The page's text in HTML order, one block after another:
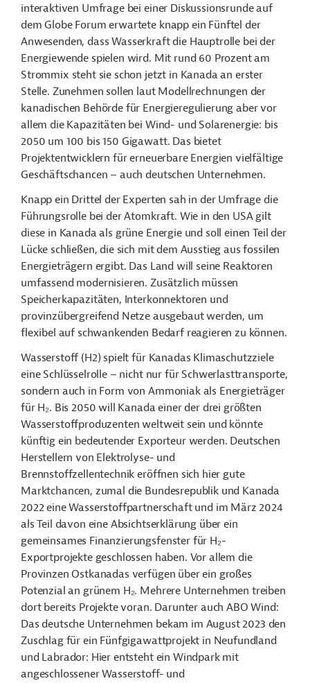
interaktiven Umfrage bei einer Diskussionsrunde auf
dem Globe Forum erwartete knapp ein Fünftel der
Anwesenden, dass Wasserkraft die Hauptrolle bei der
Energiewende spielen wird. Mit rund 60 Prozent am
Strommix steht sie schon jetzt in Kanada an erster
Stelle. Zunehmen sollen laut Modellrechnungen der
kanadischen Behörde für Energieregulierung aber vor
allem die Kapazitäten bei Wind- und Solarenergie: bis
2050 um 100 bis 150 Gigawatt. Das bietet
Projektentwicklern für erneuerbare Energien vielfältige
Geschäftschancen – auch deutschen Unternehmen.
Knapp ein Drittel der Experten sah in der Umfrage die
Führungsrolle bei der Atomkraft. Wie in den USA gilt
diese in Kanada als grüne Energie und soll einen Teil der
Lücke schließen, die sich mit dem Ausstieg aus fossilen
Energieträgern ergibt. Das Land will seine Reaktoren
umfassend modernisieren. Zusätzlich müssen
Speicherkapazitäten, Interkonnektoren und
provinzübergreifend Netze ausgebaut werden, um
flexibel auf schwankenden Bedarf reagieren zu können.
Wasserstoff (H2) spielt für Kanadas Klimaschutzziele
eine Schlüsselrolle – nicht nur für Schwerlasttransporte,
sondern auch in Form von Ammoniak als Energieträger
für H₂. Bis 2050 will Kanada einer der drei größten
Wasserstoffproduzenten weltweit sein und könnte
künftig ein bedeutender Exporteur werden. Deutschen
Herstellern von Elektrolyse- und
Brennstoffzellentechnik eröffnen sich hier gute
Marktchancen, zumal die Bundesrepublik und Kanada
2022 eine Wasserstoffpartnerschaft und im März 2024
als Teil davon eine Absichtserklärung über ein
gemeinsames Finanzierungsfenster für H₂-
Exportprojekte geschlossen haben. Vor allem die
Provinzen Ostkanadas verfügen über ein großes
Potenzial an grünem H₂. Mehrere Unternehmen treiben
dort bereits Projekte voran. Darunter auch ABO Wind:
Das deutsche Unternehmen bekam im August 2023 den
Zuschlag für ein Fünfgigawattprojekt in Neufundland
und Labrador: Hier entsteht ein Windpark mit
angeschlossener Wasserstoff- und